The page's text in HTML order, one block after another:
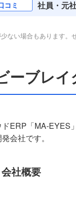
コミ 社員・元
ない場合もあります。
ーブレ
ドERP「MA-EYES
会社です。
社概要